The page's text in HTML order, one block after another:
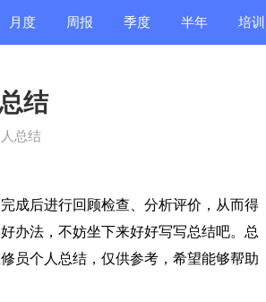
月度 周报 季度 半年 培训
结
总结
后进行回顾检查、分析评价，从而得
办法，不妨坐下来好好写写总结吧。总
员个人总结，仅供参考，希望能够帮助